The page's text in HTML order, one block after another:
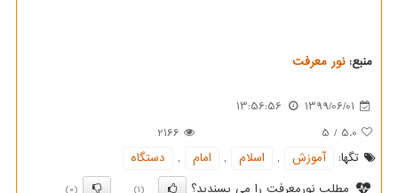
منبع:نور معرفت
1399/06/01
13:56:56
5.0
/
5
2166
تگها:
آموزش , اسلام , امام ,
دستگاه
مطلب نورمعرفت را می پسندید؟
(1)
(0)